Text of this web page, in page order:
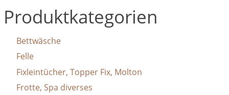
Produktkategorien
Bettwäsche
Felle
Fixleintücher, Topper Fix, Molton
Frotte, Spa diverses